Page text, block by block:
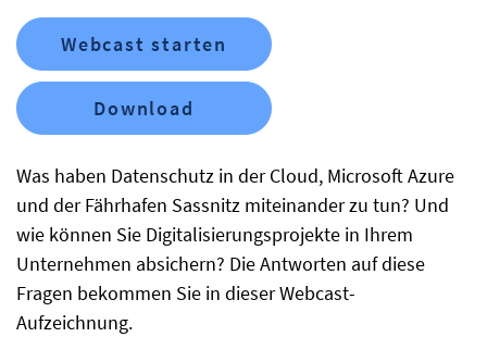
Was haben Datenschutz in der Cloud, Microsoft Azure
und der Fährhafen Sassnitz miteinander zu tun? Und
wie können Sie Digitalisierungsprojekte in Ihrem
Unternehmen absichern? Die Antworten auf diese
Fragen bekommen Sie in dieser Webcast-
Aufzeichnung.
Webcast starten
Download